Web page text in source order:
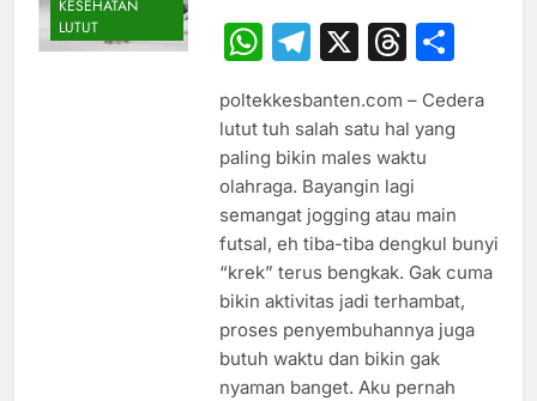
KESEHATAN
LUTUT
WhatsApp
Telegram
X
poltekkesbanten.com – Cedera
lutut tuh salah satu hal yang
paling bikin males waktu
olahraga. Bayangin lagi
semangat jogging atau main
futsal, eh tiba-tiba dengkul bunyi
“krek” terus bengkak. Gak cuma
bikin aktivitas jadi terhambat,
proses penyembuhannya juga
butuh waktu dan bikin gak
nyaman banget. Aku pernah